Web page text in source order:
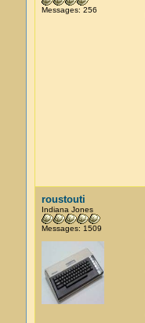
Messages: 256
roustouti
Indiana Jones
Messages: 1509